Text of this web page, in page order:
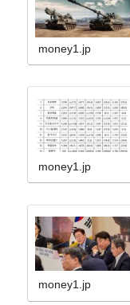
money1.jp
money1.jp
money1.jp